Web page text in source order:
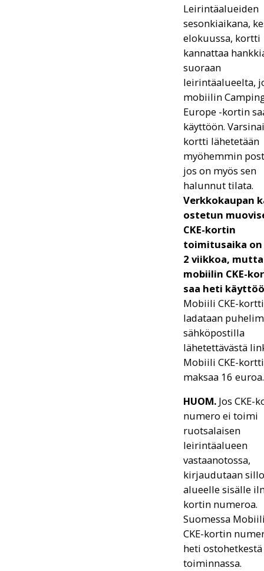
Leirintäalueiden
sesonkiaikana,
elokuussa, kortti
kannattaa
suoraan
leirintäalueelta,
mobiilin
Europe -kortin
käyttöön.
kortti lähetetään
myöhemmin
jos on myös sen
halunnut tilata.
Verkkokaupan
ostetun
CKE-kortin
toimitusaika
2 viikkoa, mutta
mobiilin CKE-
saa heti
Mobiili CKE-kortti
ladataan
sähköpostilla
lähetettävästä
Mobiili CKE-kortti
maksaa 16 euroa.
HUOM. Jos CKE-
numero ei toimi
ruotsalaisen
leirintäalueen
vastaanotossa,
kirjaudutaan
alueelle sisälle
kortin numeroa.
Suomessa
CKE-kortin
heti ostohetkestä
toiminnassa.